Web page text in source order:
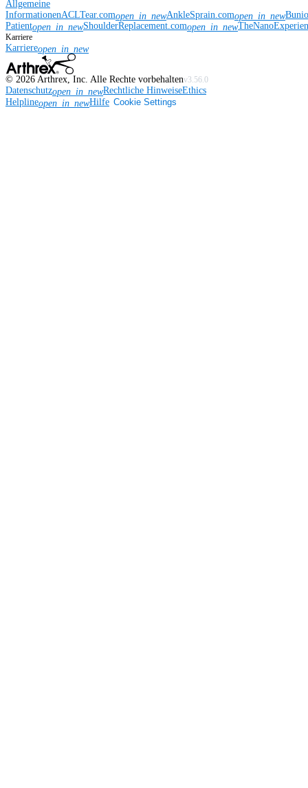
Allgemeine
InformationenACLTear.comopen_in_newAnkleSprain.comopen_in_new
Patientopen_in_newShoulderReplacement.comopen_in_new
Karriere
Karriereopen_in_new
© 2026 Arthrex, Inc. Alle Rechte vorbehaltenv3.56.0
Datenschutzopen_in_newRechtliche HinweiseEthics
Helplineopen_in_newHilfe Cookie Settings